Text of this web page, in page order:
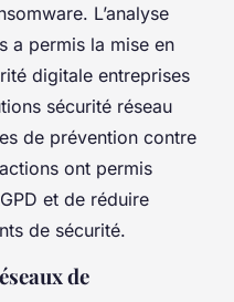
L’analyse
a permis la mise en
digitale entreprises
sécurité réseau
de prévention contre
ont permis
et de réduire
de sécurité.
de